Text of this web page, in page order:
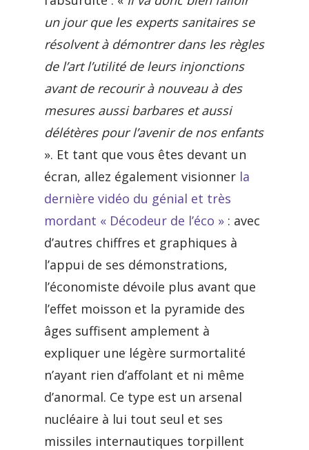
un jour que les experts sanitaires se
résolvent à démontrer dans les règles
de l’art l’utilité de leurs injonctions
avant de recourir à nouveau à des
mesures aussi barbares et aussi
délétères pour l’avenir de nos enfants
». Et tant que vous êtes devant un
écran, allez également visionner la
dernière vidéo du génial et très
mordant « Décodeur de l’éco » : avec
d’autres chiffres et graphiques à
l’appui de ses démonstrations,
l’économiste dévoile plus avant que
l’effet moisson et la pyramide des
âges suffisent amplement à
expliquer une légère surmortalité
n’ayant rien d’affolant et ni même
d’anormal. Ce type est un arsenal
nucléaire à lui tout seul et ses
missiles internautiques torpillent